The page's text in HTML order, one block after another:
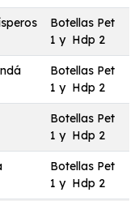
Botellas Pet
1 y Hdp 2
Botellas Pet
1 y Hdp 2
Botellas Pet
1 y Hdp 2
Botellas Pet
1 y Hdp 2